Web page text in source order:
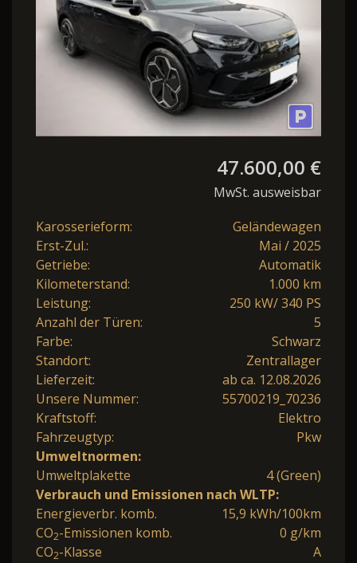
47.600,00 €
MwSt. ausweisbar
Karosserieform:
Geländewagen
Erst-Zul.:
Mai / 2025
Getriebe:
Automatik
Kilometerstand:
1.000 km
Leistung:
250 kW/ 340 PS
Anzahl der Türen:
5
Farbe:
Schwarz
Standort:
Zentrallager
Lieferzeit:
ab ca. 12.08.2026
Unsere Nummer:
55700219_70236
Kraftstoff:
Elektro
Fahrzeugtyp:
Pkw
Umweltnormen:
Umweltplakette
4 (Green)
Verbrauch und Emissionen nach WLTP:
Energieverbr. komb.
15,9 kWh/100km
CO2-Emissionen komb.
0 g/km
CO2-Klasse A